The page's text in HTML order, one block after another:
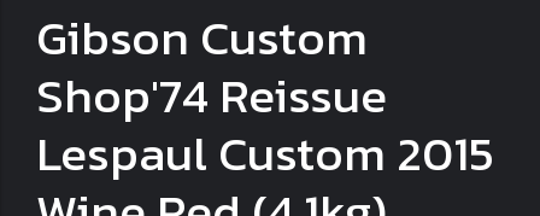
Gibson Custom
Shop'74 Reissue
Lespaul Custom 2015